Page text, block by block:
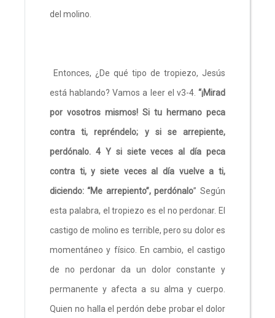
del molino.
Entonces, ¿De qué tipo de tropiezo, Jesús
está hablando? Vamos a leer el v3-4. “¡Mirad
por vosotros mismos! Si tu hermano peca
contra ti, repréndelo; y si se arrepiente,
perdónalo. 4 Y si siete veces al día peca
contra ti, y siete veces al día vuelve a ti,
diciendo: “Me arrepiento”, perdónalo” Según
esta palabra, el tropiezo es el no perdonar. El
castigo de molino es terrible, pero su dolor es
momentáneo y físico. En cambio, el castigo
de no perdonar da un dolor constante y
permanente y afecta a su alma y cuerpo.
Quien no halla el perdón debe probar el dolor